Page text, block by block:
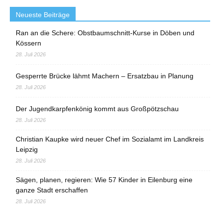
Neueste Beiträge
Ran an die Schere: Obstbaumschnitt-Kurse in Döben und
Kössern
28. Juli 2026
Gesperrte Brücke lähmt Machern – Ersatzbau in Planung
28. Juli 2026
Der Jugendkarpfenkönig kommt aus Großpötzschau
28. Juli 2026
Christian Kaupke wird neuer Chef im Sozialamt im Landkreis
Leipzig
28. Juli 2026
Sägen, planen, regieren: Wie 57 Kinder in Eilenburg eine
ganze Stadt erschaffen
28. Juli 2026